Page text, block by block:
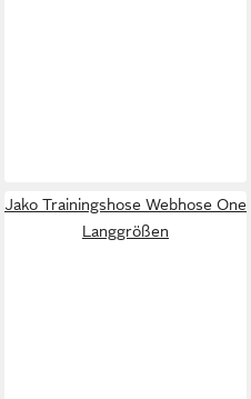
Jako Trainingshose Webhose One
Langgrößen